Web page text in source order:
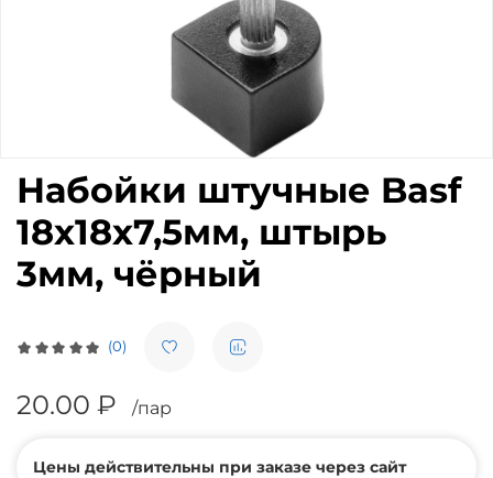
(0)
Набойки штучные Basf
18х18х7,5мм, штырь
3мм, чёрный
20.00 ₽ /пар
Цены действительны при заказе через сайт